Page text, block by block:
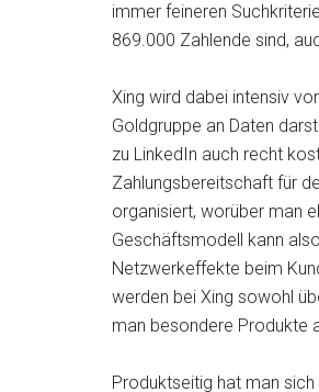
immer feineren
869.000 Zahlende sind,
Xing wird dabei intensiv
Goldgruppe an Daten
zu LinkedIn auch recht
Zahlungsbereitschaft für
organisiert, worüber man
Geschäftsmodell kann
Netzwerkeffekte beim
werden bei Xing sowohl
man besondere Produkte
Produktseitig hat man